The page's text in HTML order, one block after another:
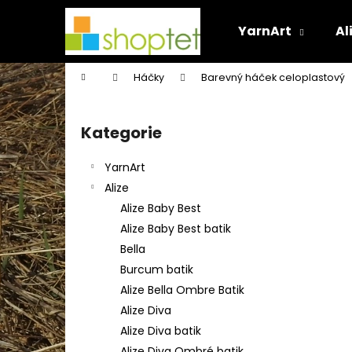
YarnArt
Domů Háčky Barevný háček celoplastový
P
o
s
t
r
a
n
n
í
p
a
n
Přeskočit
kategorie
Kategorie
YarnArt
Alize
Alize Baby Best
Alize Baby Best batik
Bella
Burcum batik
Alize Bella Ombre Batik
Alize Diva
Alize Diva batik
í
k
Zpět
do
obchodu
Zpět
do
obchodu